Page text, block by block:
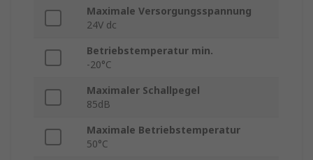
Maximale Versorgungsspannung
24V dc
Betriebstemperatur min.
-20°C
Maximaler Schallpegel
85dB
Maximale Betriebstemperatur
50°C